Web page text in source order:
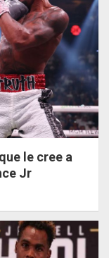
le cree a
Jr